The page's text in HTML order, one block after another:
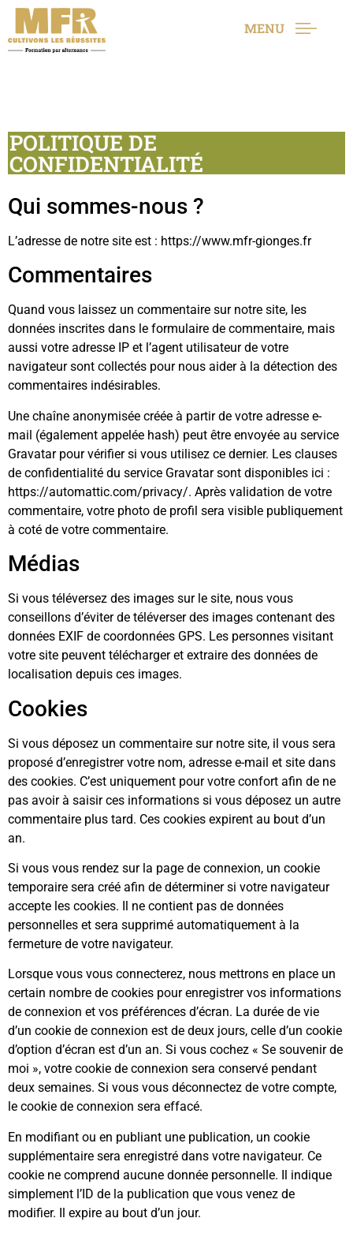
MENU
POLITIQUE DE
CONFIDENTIALITÉ
Qui sommes-nous ?
L’adresse de notre site est : https://www.mfr-gionges.fr
Commentaires
Quand vous laissez un commentaire sur notre site, les
données inscrites dans le formulaire de commentaire, mais
aussi votre adresse IP et l’agent utilisateur de votre
navigateur sont collectés pour nous aider à la détection des
commentaires indésirables.
Une chaîne anonymisée créée à partir de votre adresse e-
mail (également appelée hash) peut être envoyée au service
Gravatar pour vérifier si vous utilisez ce dernier. Les clauses
de confidentialité du service Gravatar sont disponibles ici :
https://automattic.com/privacy/. Après validation de votre
commentaire, votre photo de profil sera visible publiquement
à coté de votre commentaire.
Médias
Si vous téléversez des images sur le site, nous vous
conseillons d’éviter de téléverser des images contenant des
données EXIF de coordonnées GPS. Les personnes visitant
votre site peuvent télécharger et extraire des données de
localisation depuis ces images.
Cookies
Si vous déposez un commentaire sur notre site, il vous sera
proposé d’enregistrer votre nom, adresse e-mail et site dans
des cookies. C’est uniquement pour votre confort afin de ne
pas avoir à saisir ces informations si vous déposez un autre
commentaire plus tard. Ces cookies expirent au bout d’un
an.
Si vous vous rendez sur la page de connexion, un cookie
temporaire sera créé afin de déterminer si votre navigateur
accepte les cookies. Il ne contient pas de données
personnelles et sera supprimé automatiquement à la
fermeture de votre navigateur.
Lorsque vous vous connecterez, nous mettrons en place un
certain nombre de cookies pour enregistrer vos informations
de connexion et vos préférences d’écran. La durée de vie
d’un cookie de connexion est de deux jours, celle d’un cookie
d’option d’écran est d’un an. Si vous cochez « Se souvenir de
moi », votre cookie de connexion sera conservé pendant
deux semaines. Si vous vous déconnectez de votre compte,
le cookie de connexion sera effacé.
En modifiant ou en publiant une publication, un cookie
supplémentaire sera enregistré dans votre navigateur. Ce
cookie ne comprend aucune donnée personnelle. Il indique
simplement l’ID de la publication que vous venez de
modifier. Il expire au bout d’un jour.